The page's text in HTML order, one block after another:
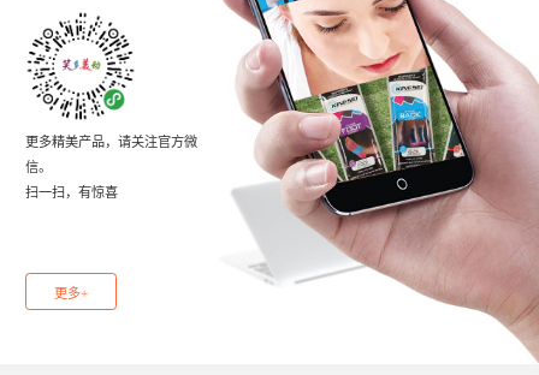
更多精美产品，请关注官方微
信。
扫一扫，有惊喜
更多+